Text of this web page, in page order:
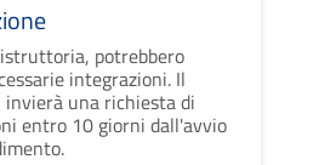
potrebbero
integrazioni. Il
una richiesta di
entro 10 giorni dall'avvio